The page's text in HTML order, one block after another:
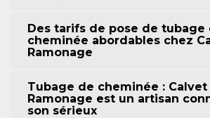
Des tarifs de pose de tubage
cheminée abordables chez
Ramonage
Tubage de cheminée : Calvet
Ramonage est un artisan
son sérieux